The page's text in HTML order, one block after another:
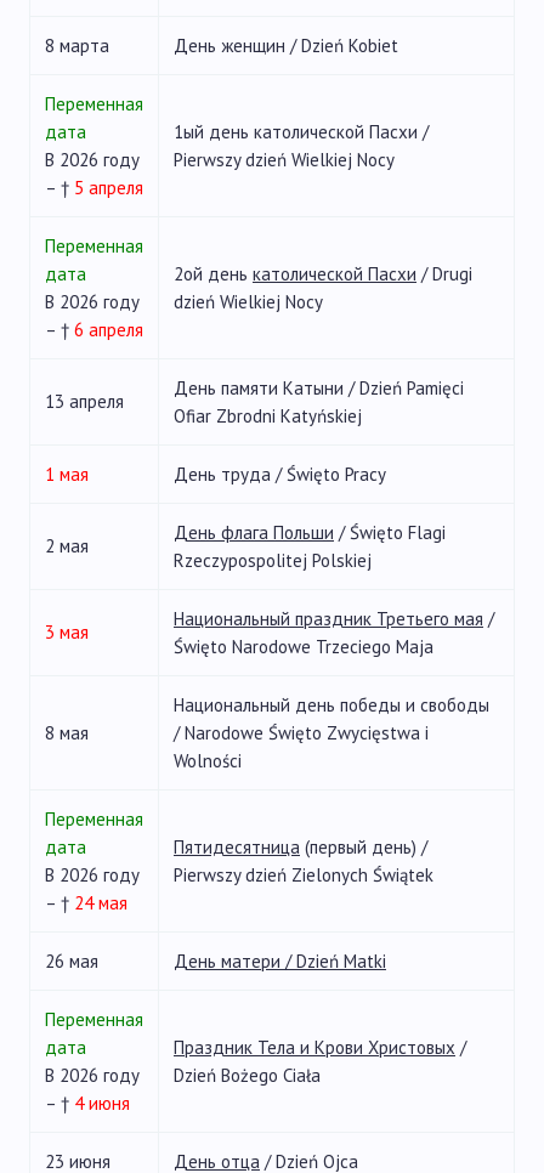
8 марта День женщин / Dzień Kobiet
Переменная
дата
В 2026 году
– † 5 апреля
1ый день католической Пасхи /
Pierwszy dzień Wielkiej Nocy
Переменная
дата
В 2026 году
– † 6 апреля
2ой день католической Пасхи / Drugi
dzień Wielkiej Nocy
13 апреля
День памяти Катыни / Dzień Pamięci
Ofiar Zbrodni Katyńskiej
1 мая День труда / Święto Pracy
2 мая
День флага Польши / Święto Flagi
Rzeczypospolitej Polskiej
3 мая
Национальный праздник Третьего мая /
Święto Narodowe Trzeciego Maja
8 мая
Национальный день победы и свободы
/ Narodowe Święto Zwycięstwa i
Wolności
Переменная
дата
В 2026 году
– † 24 мая
Пятидесятница (первый день) /
Pierwszy dzień Zielonych Świątek
26 мая День матери / Dzień Matki
Переменная
дата
В 2026 году
– † 4 июня
Праздник Тела и Крови Христовых /
Dzień Bożego Ciała
23 июня День отца / Dzień Ojca